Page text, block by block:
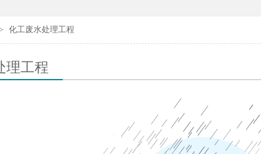
化工废水处理工程
理工程